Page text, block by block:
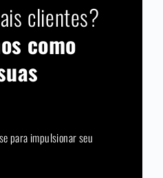
clientes?
como
para impulsionar seu